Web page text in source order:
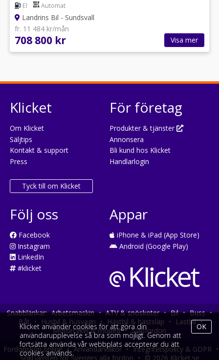
El Automat
Landrins Bil - Sundsvall
fr. 11 484 kr/mån
708 800 kr Visa mer
Klicket
Om Klicket
Säljtips
Kontakt & support
Press
Tyck till om Klicket
För företag
Produkter & tjänster
Annonsera
Bli kund hos Klicket
Handlarlogin
Följ oss
Facebook
Instagram
LinkedIn
#klicket
Appar
iPhone & iPad (App Store)
Android (Google Play)
Snabblänkar: Arbetsmaskin • ATV & snöskoter • Bil • Buss •
Båt • Husbil & husvagn • Hästbil & hästsläp • Lastbil •
Motorcykel & moped • Släpfordon
Fordonsköp online • Användarvillkor • Integritetspolicy & GDPR •
Söktjänsten för Sveriges alla fordon • © 2026 Klicket.se
Klicket använder cookies för att göra din
användarupplevelse så bra som möjligt. Genom att
fortsätta använda vår webbplats accepterar du att
cookies används.
OK